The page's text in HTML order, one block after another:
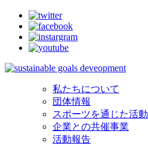
私たちについて
団体情報
スポーツを通じた活動
企業との共催事業
活動報告